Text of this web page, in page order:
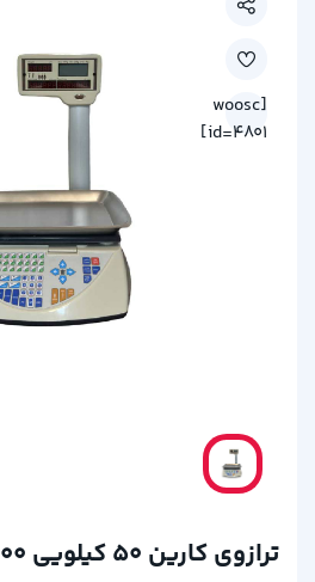
[woosc
id=4801]
ترازوی کارین 50 کیلویی BD – PC100